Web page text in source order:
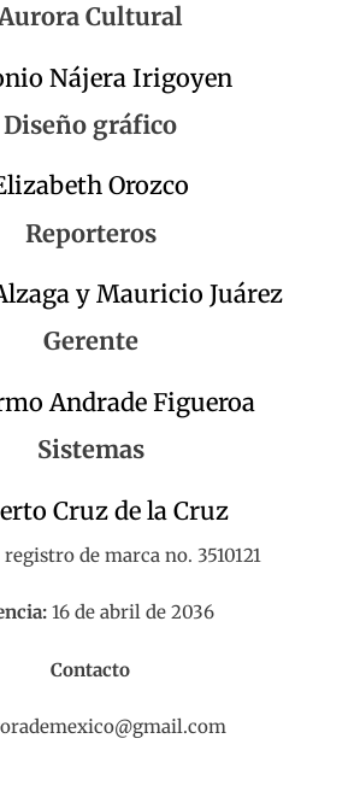
Cultural
Nájera Irigoyen
Diseño gráfico
Orozco
Reporteros
y Mauricio Juárez
Gerente
Andrade Figueroa
Sistemas
Cruz de la Cruz
registro de marca no. 3510121
16 de abril de 2036
Contacto